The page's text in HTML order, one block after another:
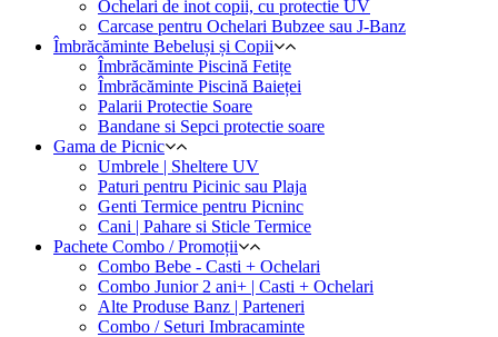
Ochelari de inot copii, cu protectie UV
Carcase pentru Ochelari Bubzee sau J-Banz
Îmbrăcăminte Bebeluși și Copii
Îmbrăcăminte Piscină Fetițe
Îmbrăcăminte Piscină Baieței
Palarii Protectie Soare
Bandane si Sepci protectie soare
Gama de Picnic
Umbrele | Sheltere UV
Paturi pentru Picinic sau Plaja
Genti Termice pentru Picninc
Cani | Pahare si Sticle Termice
Pachete Combo / Promoții
Combo Bebe - Casti + Ochelari
Combo Junior 2 ani+ | Casti + Ochelari
Alte Produse Banz | Parteneri
Combo / Seturi Imbracaminte